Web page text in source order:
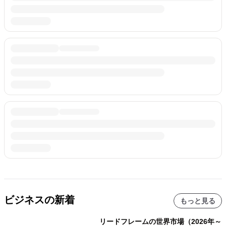
ビジネスの新着 もっと見る
リードフレームの世界市場（2026年～